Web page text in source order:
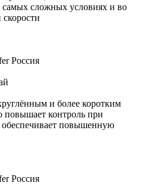
самых сложных условиях и во
Россия
и более коротким
повышает контроль при
обеспечивает повышенную
Россия